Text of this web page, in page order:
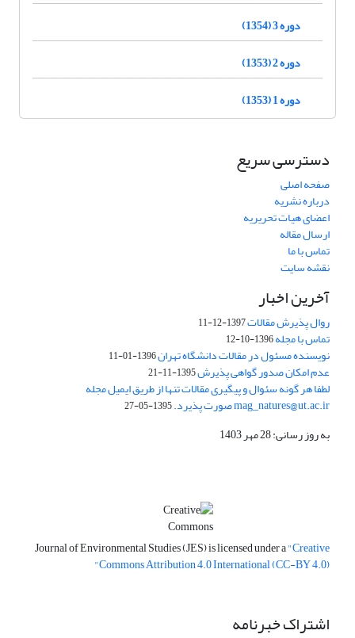
دوره 3 (1354)
دوره 2 (1353)
دوره 1 (1353)
دسترسی سریع
صفحه اصلی
درباره نشریه
اعضای هیات تحریریه
ارسال مقاله
تماس با ما
نقشه سایت
آخرین اخبار
روال پذیرش مقالات1397-12-11
تماس با مجله1396-10-12
نویسنده مسئول در مقالات دانشگاه تهران1396-01-11
عدم امکان صدور گواهی پذیرش1395-11-21
لطفا هر گونه سئوال و پیگیری مقالات تنها از طریق ایمیل مجله
mag_natures@ut.ac.ir صورت پذیرد. 1395-05-27
به روز رسانی: 28 مهر 1403
Journal of Environmental Studies (JES) is licensed under a"Creative
Commons Attribution 4.0 International (CC-BY 4.0)"
اشتراک خبرنامه